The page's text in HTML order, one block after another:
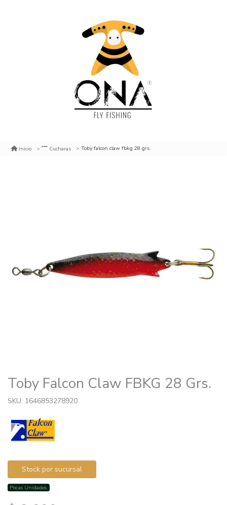
Inicio Cucharas Toby falcon claw fbkg 28 grs.
Toby Falcon Claw FBKG 28 Grs.
SKU: 1646853278920
Stock por sucursal
Pocas Unidades.